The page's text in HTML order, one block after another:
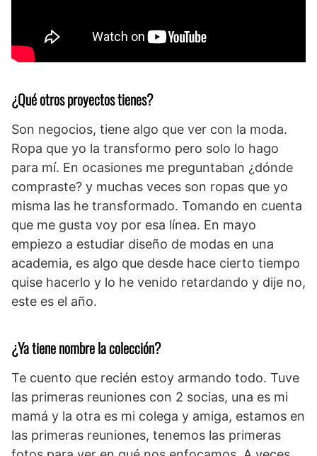
¿Qué otros proyectos tienes?
Son negocios, tiene algo que ver con la moda.
Ropa que yo la transformo pero solo lo hago
para mí. En ocasiones me preguntaban ¿dónde
compraste? y muchas veces son ropas que yo
misma las he transformado. Tomando en cuenta
que me gusta voy por esa línea. En mayo
empiezo a estudiar diseño de modas en una
academia, es algo que desde hace cierto tiempo
quise hacerlo y lo he venido retardando y dije no,
este es el año.
¿Ya tiene nombre la colección?
Te cuento que recién estoy armando todo. Tuve
las primeras reuniones con 2 socias, una es mi
mamá y la otra es mi colega y amiga, estamos en
las primeras reuniones, tenemos las primeras